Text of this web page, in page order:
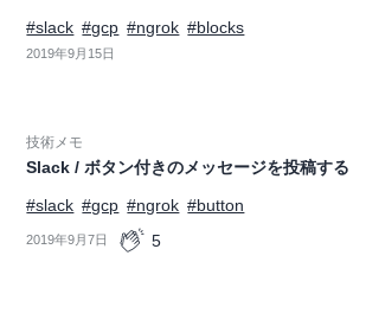
#slack #gcp #ngrok #blocks
2019年9月15日
技術メモ
Slack / ボタン付きのメッセージを投稿する
#slack #gcp #ngrok #button
2019年9月7日 5